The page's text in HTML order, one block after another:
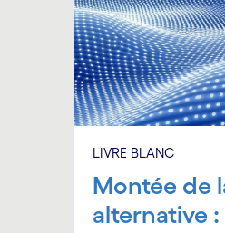
LIVRE BLANC
Montée de
alternative